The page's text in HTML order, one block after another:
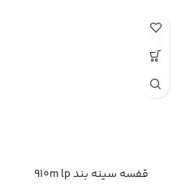
قفسه سینه بند 910m lp